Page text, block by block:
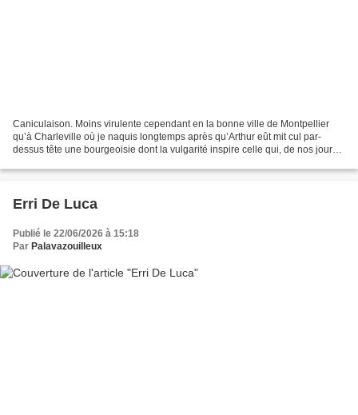
Caniculaison. Moins virulente cependant en la bonne ville de Montpellier
qu’à Charleville où je naquis longtemps après qu’Arthur eût mit cul par-
dessus tête une bourgeoisie dont la vulgarité inspire celle qui, de nos jours,
Erri De Luca
Publié le 22/06/2026 à 15:18
Par Palavazouilleux